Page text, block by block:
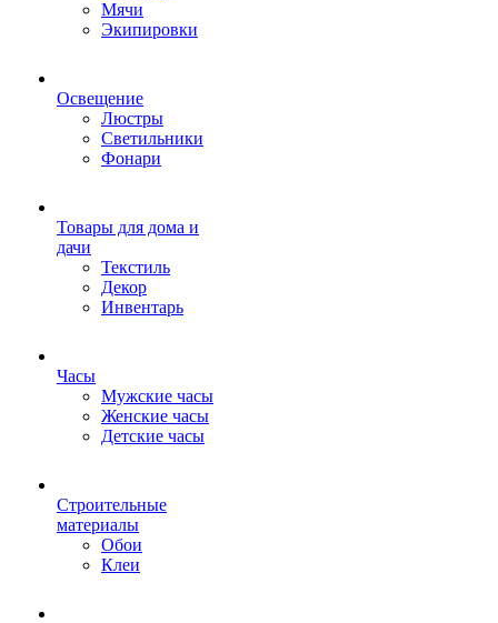
Мячи
Экипировки
Освещение
Люстры
Светильники
Фонари
Товары для дома и
дачи
Текстиль
Декор
Инвентарь
Часы
Мужские часы
Женские часы
Детские часы
Строительные
материалы
Обои
Клеи